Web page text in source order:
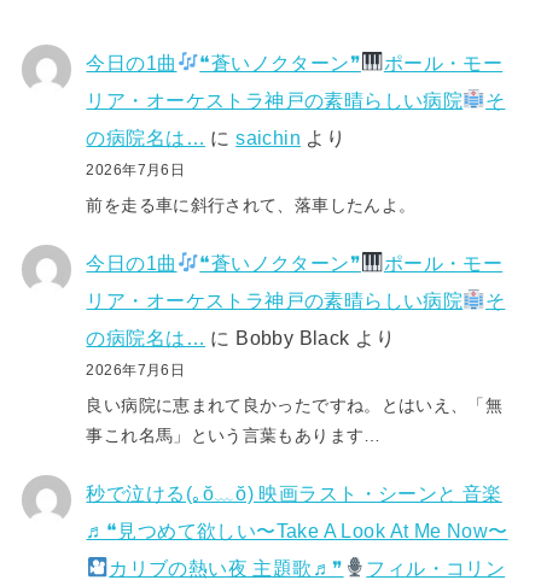
今日の1曲 ❝蒼いノクターン❞
ポール・モー
リア・オーケストラ神戸の素晴らしい病院
そ
の病院名は…
にsaichin より
2026年7月6日
前を走る車に斜行されて、落車したんよ。
今日の1曲 ❝蒼いノクターン❞
ポール・モー
リア・オーケストラ神戸の素晴らしい病院
そ
の病院名は… に Bobby Black より
2026年7月6日
良い病院に恵まれて良かったですね。とはいえ、「無
事これ名馬」という言葉もあります…
秒で泣ける(⁠｡⁠ŏ⁠﹏⁠ŏ⁠) 映画ラスト・シーンと 音楽
♬❝見つめて欲しい〜Take A Look At Me Now〜
カリブの熱い夜 主題歌♬❞
フィル・コリン